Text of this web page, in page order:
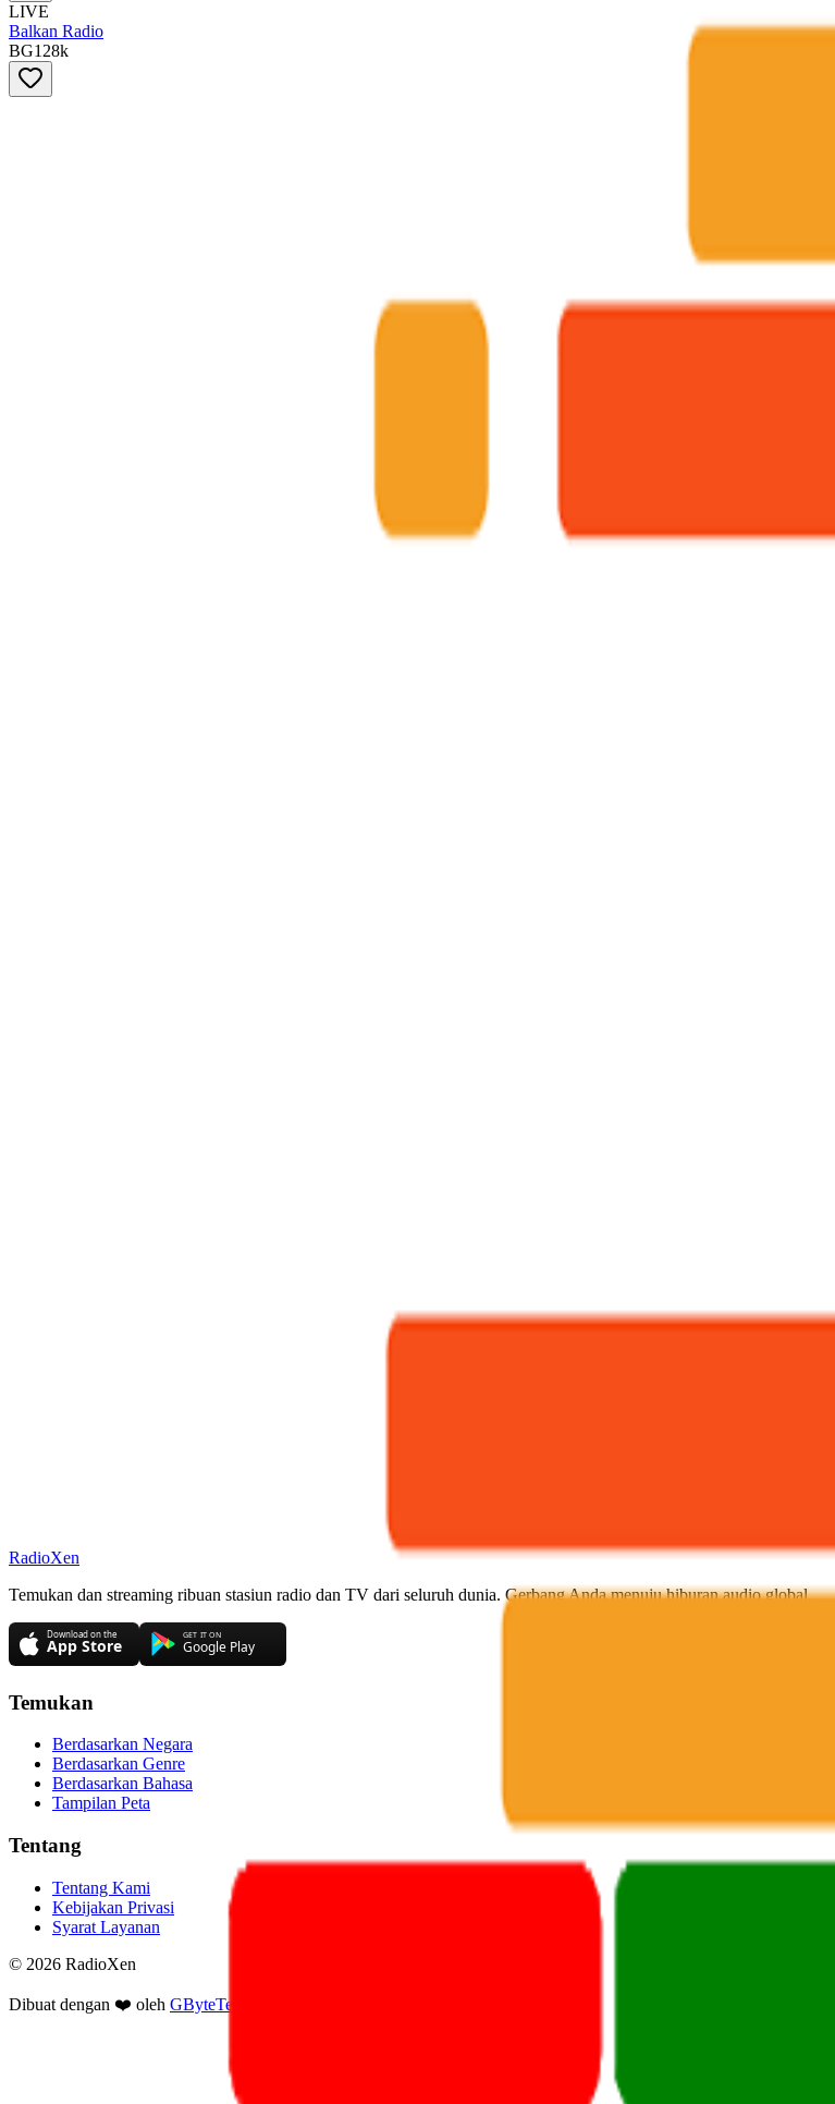
LIVE
Balkan Radio
BG128k
RadioXen
Temukan dan streaming ribuan stasiun radio dan TV dari seluruh dunia. Gerbang Anda menuju hiburan audio global.
Temukan
Berdasarkan Negara
Berdasarkan Genre
Berdasarkan Bahasa
Tampilan Peta
Tentang
Tentang Kami
Kebijakan Privasi
Syarat Layanan
© 2026 RadioXen
Dibuat dengan ❤️ oleh GByteTech